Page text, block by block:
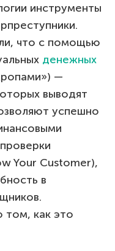
инструменты
что с помощью
денежных
—
выводят
успешно
Your Customer),
в
том, как это